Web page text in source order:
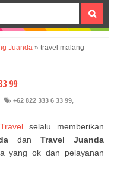
Juanda » travel malang
99
+62 822 333 6 33 99,
selalu memberikan
dan Travel Juanda
yang ok dan pelayanan